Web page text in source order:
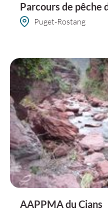
Parcours de pêche
Puget-Rostang
AAPPMA du Cians